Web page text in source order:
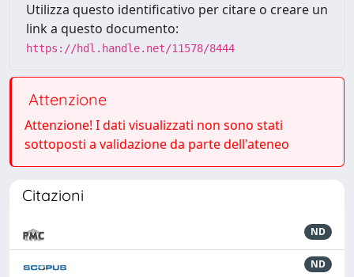
Utilizza questo identificativo per citare o creare un
link a questo documento:
https://hdl.handle.net/11578/8444
Attenzione
Attenzione! I dati visualizzati non sono stati
sottoposti a validazione da parte dell'ateneo
Citazioni
ND
ND